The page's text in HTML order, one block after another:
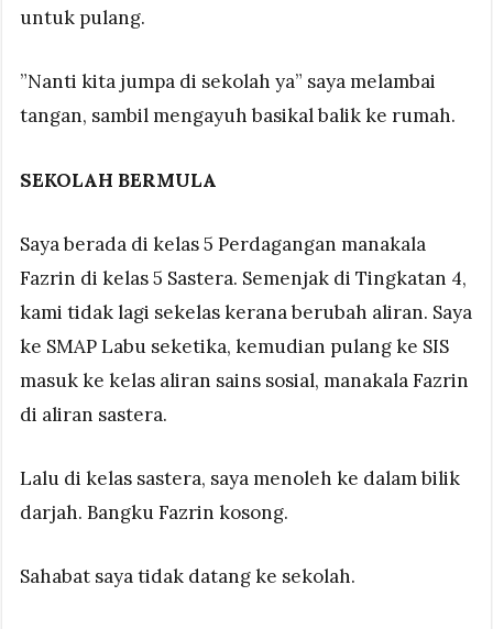
untuk pulang.
”Nanti kita jumpa di sekolah ya” saya melambai
tangan, sambil mengayuh basikal balik ke rumah.
SEKOLAH BERMULA
Saya berada di kelas 5 Perdagangan manakala
Fazrin di kelas 5 Sastera. Semenjak di Tingkatan 4,
kami tidak lagi sekelas kerana berubah aliran. Saya
ke SMAP Labu seketika, kemudian pulang ke SIS
masuk ke kelas aliran sains sosial, manakala Fazrin
di aliran sastera.
Lalu di kelas sastera, saya menoleh ke dalam bilik
darjah. Bangku Fazrin kosong.
Sahabat saya tidak datang ke sekolah.